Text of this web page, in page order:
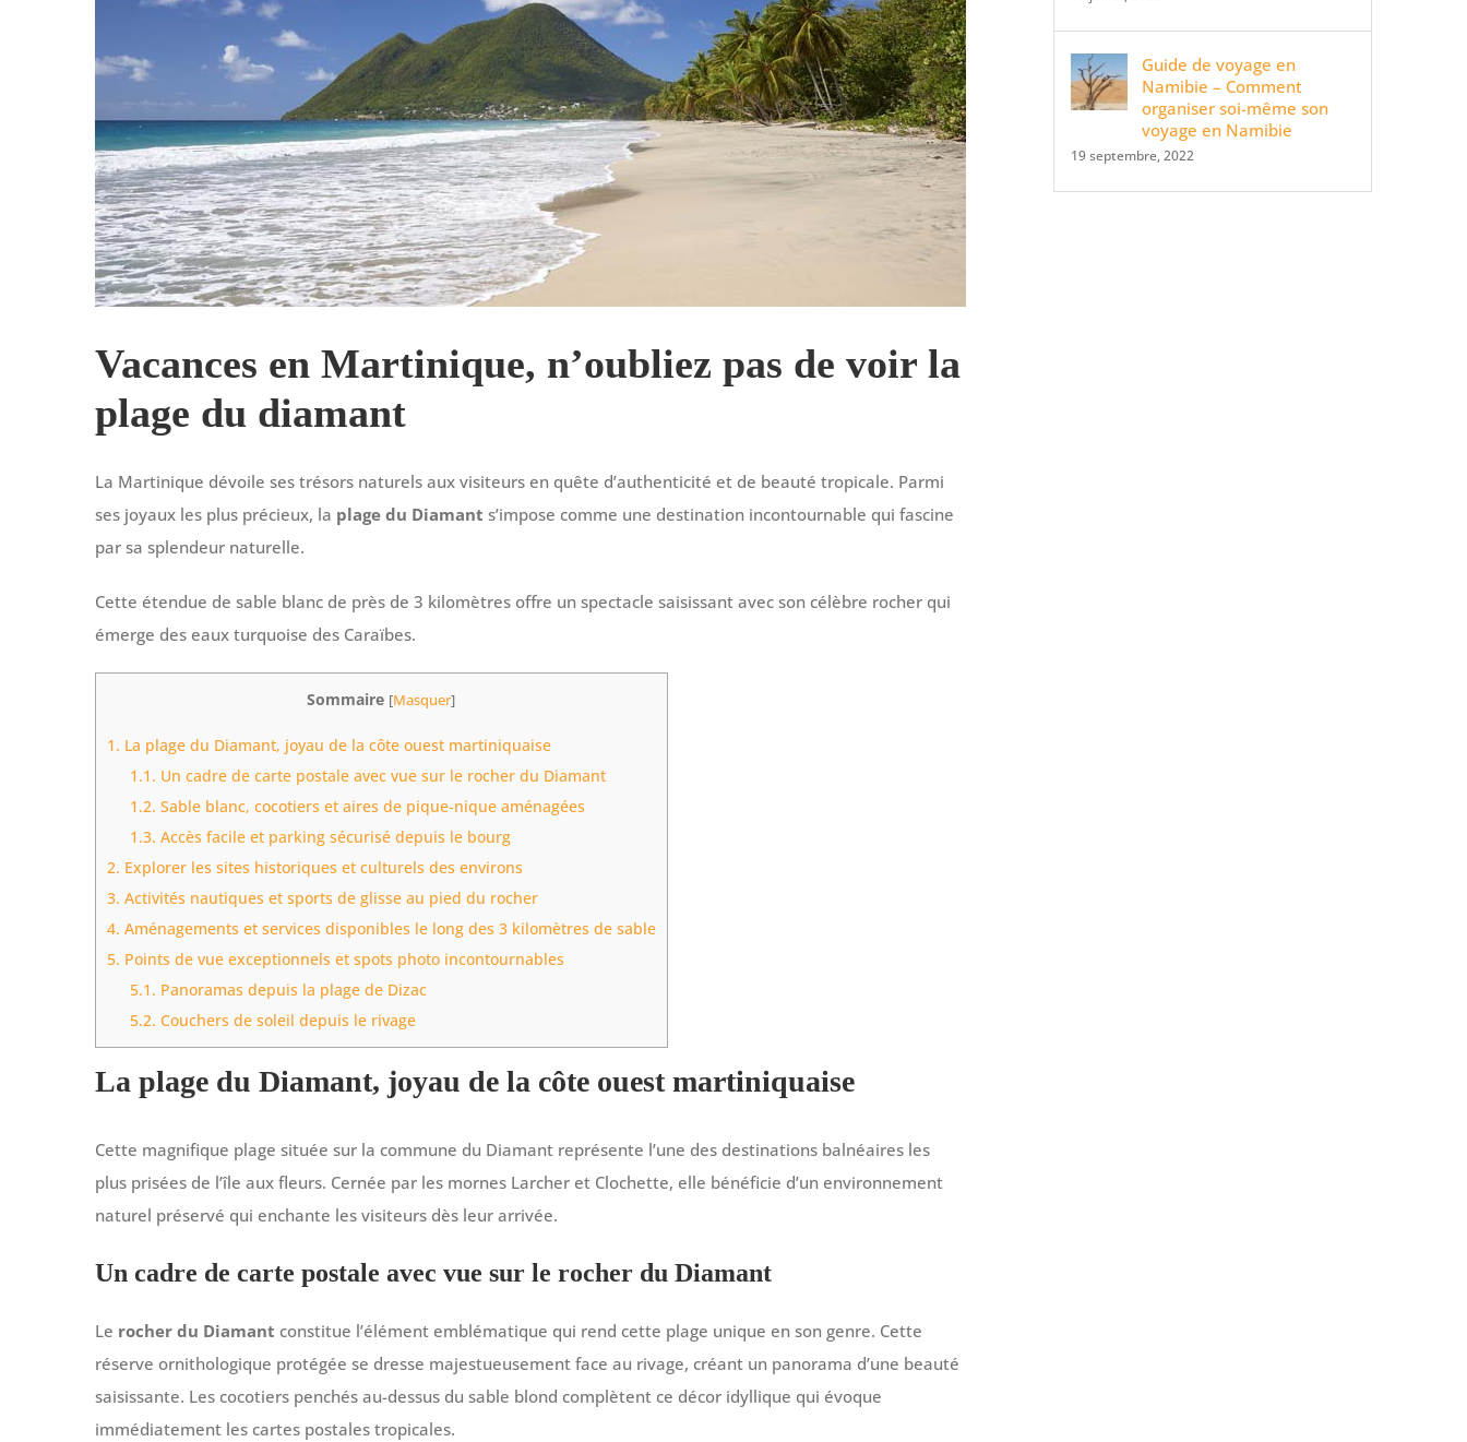
Vacances en Martinique, n’oubliez pas de voir la
plage du diamant
La Martinique dévoile ses trésors naturels aux visiteurs en quête d’authenticité et de beauté tropicale. Parmi
ses joyaux les plus précieux, la plage du Diamant s’impose comme une destination incontournable qui fascine
par sa splendeur naturelle.
Cette étendue de sable blanc de près de 3 kilomètres offre un spectacle saisissant avec son célèbre rocher qui
émerge des eaux turquoise des Caraïbes.
Sommaire [Masquer]
1. La plage du Diamant, joyau de la côte ouest martiniquaise
1.1. Un cadre de carte postale avec vue sur le rocher du Diamant
1.2. Sable blanc, cocotiers et aires de pique-nique aménagées
1.3. Accès facile et parking sécurisé depuis le bourg
2. Explorer les sites historiques et culturels des environs
3. Activités nautiques et sports de glisse au pied du rocher
4. Aménagements et services disponibles le long des 3 kilomètres de sable
5. Points de vue exceptionnels et spots photo incontournables
5.1. Panoramas depuis la plage de Dizac
5.2. Couchers de soleil depuis le rivage
La plage du Diamant, joyau de la côte ouest martiniquaise
Cette magnifique plage située sur la commune du Diamant représente l’une des destinations balnéaires les
plus prisées de l’île aux fleurs. Cernée par les mornes Larcher et Clochette, elle bénéficie d’un environnement
naturel préservé qui enchante les visiteurs dès leur arrivée.
Un cadre de carte postale avec vue sur le rocher du Diamant
Le rocher du Diamant constitue l’élément emblématique qui rend cette plage unique en son genre. Cette
réserve ornithologique protégée se dresse majestueusement face au rivage, créant un panorama d’une beauté
saisissante. Les cocotiers penchés au-dessus du sable blond complètent ce décor idyllique qui évoque
immédiatement les cartes postales tropicales.
Guide de voyage en
Namibie – Comment
organiser soi-même son
voyage en Namibie
19 septembre, 2022